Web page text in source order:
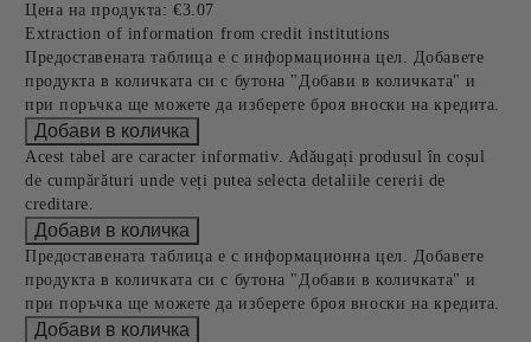
Цена на продукта: €3.07
Extraction of information from credit institutions
Предоставената таблица е с информационна цел. Добавете
продукта в количката си с бутона "Добави в количката" и
при поръчка ще можете да изберете броя вноски на кредита.
Acest tabel are caracter informativ. Adăugați produsul în coșul
de cumpărături unde veți putea selecta detaliile cererii de
creditare.
Предоставената таблица е с информационна цел. Добавете
продукта в количката си с бутона "Добави в количката" и
при поръчка ще можете да изберете броя вноски на кредита.